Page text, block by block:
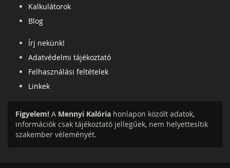
Kalkulátorok
Blog
Írj nekünk!
Adatvédelmi tájékoztató
Felhasználási feltételek
Linkek
Figyelem! A Mennyi Kalória honlapon közölt adatok,
információk csak tájékoztató jellegűek, nem helyettesítik
szakember véleményét.